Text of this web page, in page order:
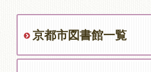
京都市図書館一覧